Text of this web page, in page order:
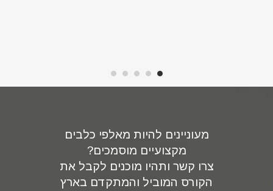
מעוניינים להיות מאלפי כלבים
מקצועיים מוסמכים?
צרו קשר ותהיו מוכנים לקבל את
הקורס המוביל והמתקדם בארץ